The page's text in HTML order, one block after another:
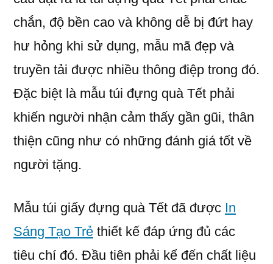
chắn, độ bền cao và không dễ bị đứt hay
hư hỏng khi sử dụng, mẫu mã đẹp và
truyền tải được nhiều thông điệp trong đó.
Đặc biệt là mẫu túi đựng quà Tết phải
khiến người nhận cảm thấy gần gũi, thân
thiện cũng như có những đánh giá tốt về
người tặng.
Mẫu túi giấy đựng quà Tết đã được In
Sáng Tạo Trẻ thiết kế đáp ứng đủ các
tiêu chí đó. Đầu tiên phải kể đến chất liệu